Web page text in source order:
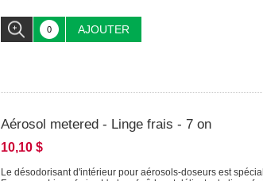
AJOUTER
Aérosol metered - Linge frais - 7 on
10,10 $
Le désodorisant d'intérieur pour aérosols-doseurs est